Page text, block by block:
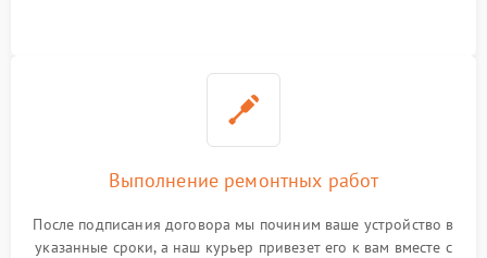
Выполнение ремонтных работ
После подписания договора мы починим ваше устройство в
указанные сроки, а наш курьер привезет его к вам вместе с